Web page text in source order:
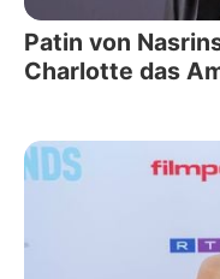
Patin von
Charlotte das